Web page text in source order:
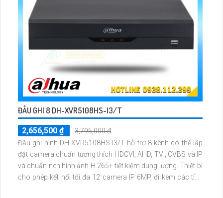
ĐẦU GHI 8 DH-XVR5108HS-I3/T
2,656,500 ₫
3,795,000 ₫
Đầu ghi hình DH-XVR5108HS-I3/T hỗ trợ 8 kênh có thể lắp
đặt camera chuẩn tương thích HDCVI, AHD, TVI, CVBS và IP
và chuẩn nén hình ảnh H.265+ tiết kiệm dung lượng. Thiết bị
cho phép kết nối tối đa 12 camera IP 6MP, đi kèm các tính